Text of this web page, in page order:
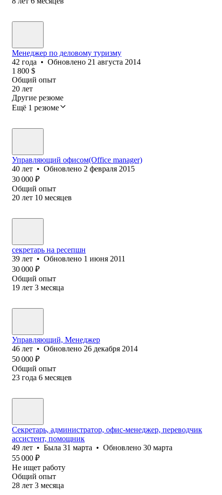
Менеджер по деловому туризму
42 года • Обновлено 21 августа 2014
1 800 $
Общий опыт
20 лет
Другие резюме
Ещё 1 резюме
Управляющий офисом(Office manager)
40 лет • Обновлено 2 февраля 2015
30 000 ₽
Общий опыт
20 лет 10 месяцев
секретарь на ресепшн
39 лет • Обновлено 1 июня 2011
30 000 ₽
Общий опыт
19 лет 3 месяца
Управляющий, Менеджер
46 лет • Обновлено 26 декабря 2014
50 000 ₽
Общий опыт
23 года 6 месяцев
Секретарь, администратор, офис-менеджер, переводчик
ассистент, помощник
49 лет • Была 31 марта • Обновлено 30 марта
55 000 ₽
Не ищет работу
Общий опыт
28 лет 3 месяца